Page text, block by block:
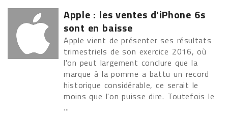
Apple : les ventes d'iPhone 6s
sont en baisse
Apple vient de présenter ses résultats
trimestriels de son exercice 2016, où
l'on peut largement conclure que la
marque à la pomme a battu un record
historique considérable, ce serait le
moins que l'on puisse dire. Toutefois le
...